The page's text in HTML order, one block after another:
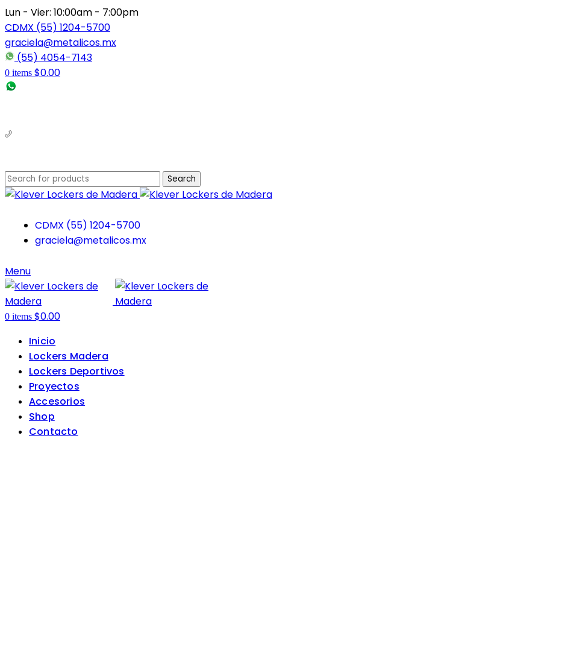
Lun - Vier: 10:00am - 7:00pm
CDMX (55) 1204-5700
graciela@metalicos.mx
(55) 4054-7143
0 items $0.00
Search
CDMX (55) 1204-5700
graciela@metalicos.mx
Menu
0 items $0.00
Inicio
Lockers Madera
Lockers Deportivos
Proyectos
Accesorios
Shop
Contacto